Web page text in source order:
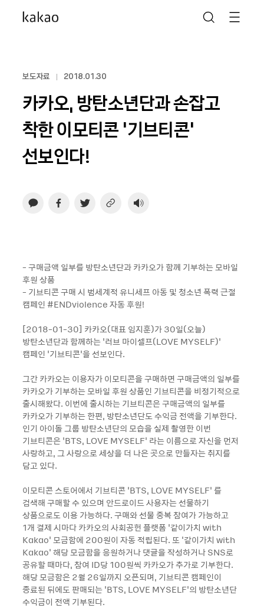
보도자료 2018.01.30
카카오, 방탄소년단과 손잡고
착한 이모티콘 ‘기브티콘’
선보인다!
- 구매금액 일부를 방탄소년단과 카카오가 함께 기부하는 모바일
후원 상품
- 기브티콘 구매 시 범세계적 유니세프 아동 및 청소년 폭력 근절
캠페인 #ENDviolence 자동 후원!
[2018-01-30] 카카오(대표 임지훈)가 30일(오늘)
방탄소년단과 함께하는 ‘러브 마이셀프(LOVE MYSELF)’
캠페인 ‘기브티콘’을 선보인다.
그간 카카오는 이용자가 이모티콘을 구매하면 구매금액의 일부를
카카오가 기부하는 모바일 후원 상품인 기브티콘을 비정기적으로
출시해왔다. 이번에 출시하는 기브티콘은 구매금액의 일부를
카카오가 기부하는 한편, 방탄소년단도 수익금 전액을 기부한다.
인기 아이돌 그룹 방탄소년단의 모습을 실제 촬영한 이번
기브티콘은 ‘BTS, LOVE MYSELF’ 라는 이름으로 자신을 먼저
사랑하고, 그 사랑으로 세상을 더 나은 곳으로 만들자는 취지를
담고 있다.
이모티콘 스토어에서 기브티콘 ‘BTS, LOVE MYSELF’ 를
검색해 구매할 수 있으며 안드로이드 사용자는 선물하기
상품으로도 이용 가능하다. 구매와 선물 중복 참여가 가능하고
1개 결제 시마다 카카오의 사회공헌 플랫폼 ‘같이가치 with
Kakao’ 모금함에 200원이 자동 적립된다. 또 '같이가치 with
Kakao' 해당 모금함을 응원하거나 댓글을 작성하거나 SNS로
공유할 때마다, 참여 ID당 100원씩 카카오가 추가로 기부한다.
해당 모금함은 2월 26일까지 오픈되며, 기브티콘 캠페인이
종료된 뒤에도 판매되는 ‘BTS, LOVE MYSELF’의 방탄소년단
수익금이 전액 기부된다.